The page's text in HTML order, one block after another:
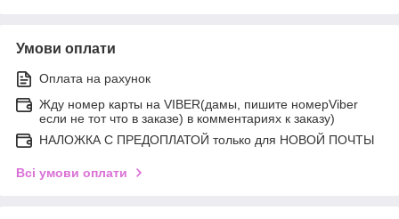
Умови оплати
Оплата на рахунок
Жду номер карты на VIBER(дамы, пишите номерViber
если не тот что в заказе) в комментариях к заказу)
НАЛОЖКА С ПРЕДОПЛАТОЙ только для НОВОЙ ПОЧТЫ
Всі умови оплати